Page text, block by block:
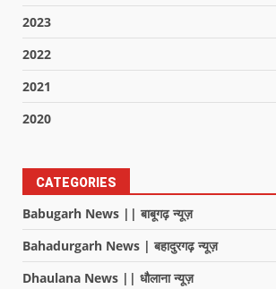
2023
2022
2021
2020
CATEGORIES
Babugarh News || बाबूगढ़ न्यूज़
Bahadurgarh News | बहादुरगढ़ न्यूज़
Dhaulana News || धौलाना न्यूज़